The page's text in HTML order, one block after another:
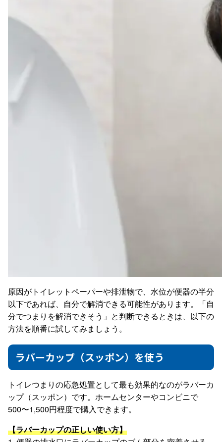
原因がトイレットペーパーや排泄物で、水位が便器の半分
以下であれば、自分で解消できる可能性があります。「自
分でつまりを解消できそう」と判断できるときは、以下の
方法を順番に試してみましょう。
ラバーカップ（スッポン）を使う
トイレつまりの応急処置として最も効果的なのがラバーカ
ップ（スッポン）です。ホームセンターやコンビニで
500〜1,500円程度で購入できます。
【ラバーカップの正しい使い方】